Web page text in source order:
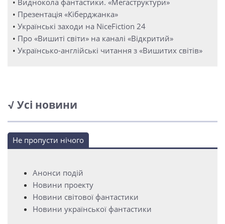
• Виднокола фантастики. «Мегаструктури»
• Презентація «Кіберджанка»
• Українські заходи на NiceFiction 24
• Про «Вишиті світи» на каналі «Відкритий»
• Українсько-англійські читання з «Вишитих світів»
√ Усі новини
Не пропусти нічого
Анонси подій
Новини проекту
Новини світової фантастики
Новини української фантастики